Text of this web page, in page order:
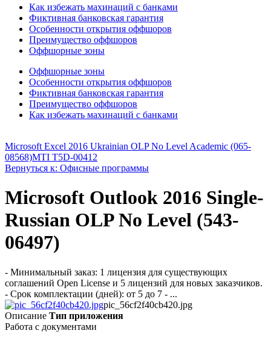
Как избежать махинаций с банками
Фиктивная банковская гарантия
Особенности открытия оффшоров
Преимущество оффшоров
Оффшорные зоны
Оффшорные зоны
Особенности открытия оффшоров
Фиктивная банковская гарантия
Преимущество оффшоров
Как избежать махинаций с банками
Microsoft Excel 2016 Ukrainian OLP No Level Academic (065-
08568)MTI T5D-00412
Вернуться к: Офисные программы
Microsoft Outlook 2016 Single-
Russian OLP No Level (543-
06497)
- Минимальный заказ: 1 лицензия для существующих
соглашений Open License и 5 лицензий для новых заказчиков.
- Срок комплектации (дней): от 5 до 7 - ...
pic_56cf2f40cb420.jpg
Описание Тип приложения
Работа с документами